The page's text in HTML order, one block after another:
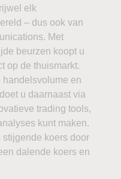
elk
– dus ook van
Met
beurzen koopt u
op de thuismarkt.
handelsvolume en
u daarnaast via
trading tools,
kunt maken.
stijgende koers door
dalende koers en